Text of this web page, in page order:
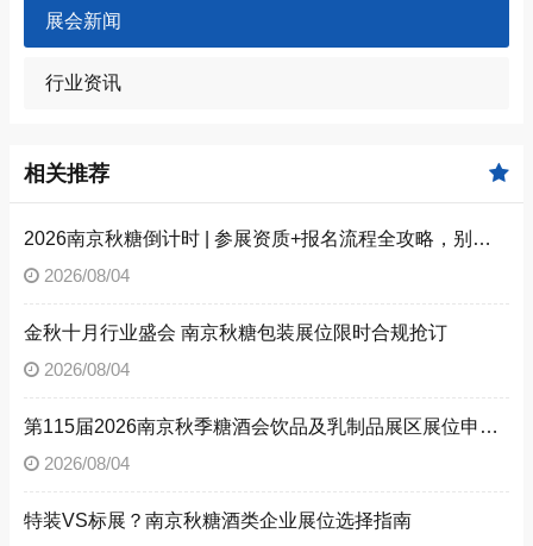
展会新闻
行业资讯
相关推荐
2026南京秋糖倒计时 | 参展资质+报名流程全攻略，别因手续不全错失良机（附材料清单）
2026/08/04
金秋十月行业盛会 南京秋糖包装展位限时合规抢订
2026/08/04
第115届2026南京秋季糖酒会饮品及乳制品展区展位申请技巧
2026/08/04
特装VS标展？南京秋糖酒类企业展位选择指南